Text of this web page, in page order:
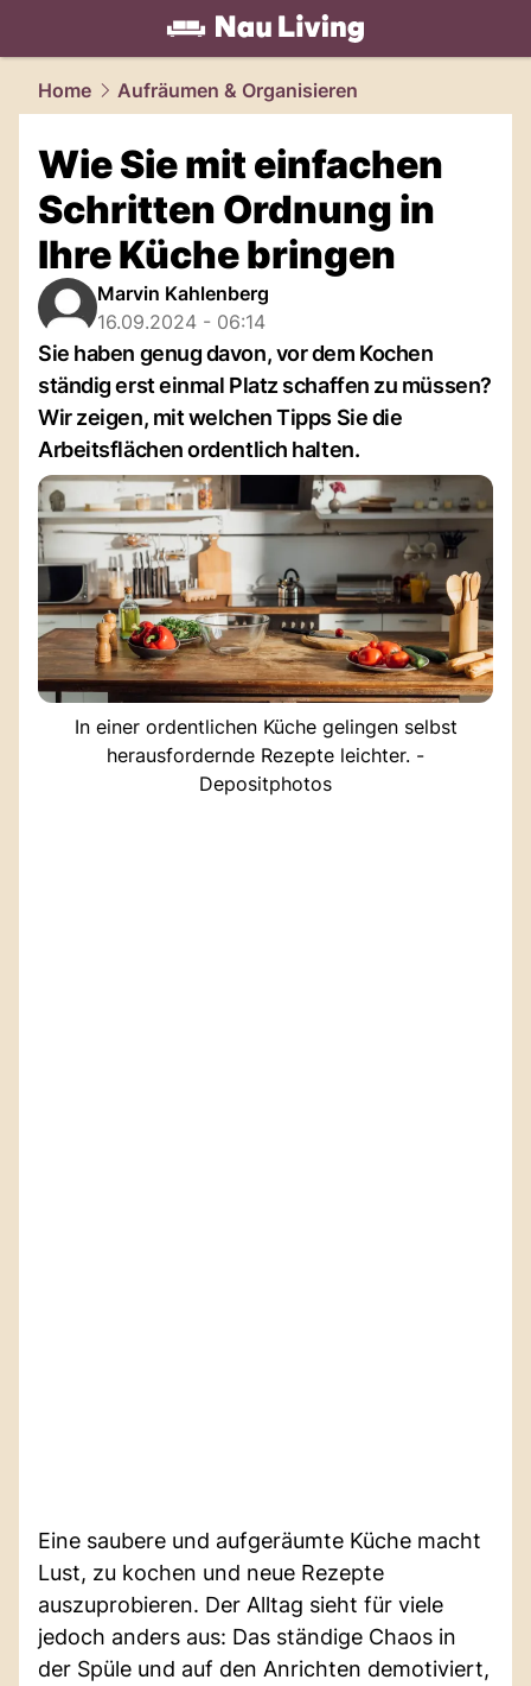
living.NAU.ch
Home Aufräumen & Organisieren
Wie Sie mit einfachen
Schritten Ordnung in
Ihre Küche bringen
Marvin Kahlenberg
16.09.2024 - 06:14
Sie haben genug davon, vor dem Kochen
ständig erst einmal Platz schaffen zu müssen?
Wir zeigen, mit welchen Tipps Sie die
Arbeitsflächen ordentlich halten.
In einer ordentlichen Küche gelingen selbst
herausfordernde Rezepte leichter. -
Depositphotos
Eine saubere und aufgeräumte Küche macht
Lust, zu kochen und neue Rezepte
auszuprobieren. Der Alltag sieht für viele
jedoch anders aus: Das ständige Chaos in
der Spüle und auf den Anrichten demotiviert,